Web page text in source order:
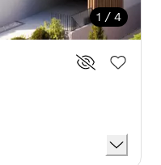
1 / 4